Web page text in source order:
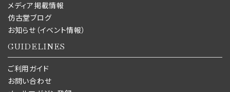
メディア掲載情報
仿古堂ブログ
お知らせ（イベント情報）
GUIDELINES
ご利用ガイド
お問い合わせ